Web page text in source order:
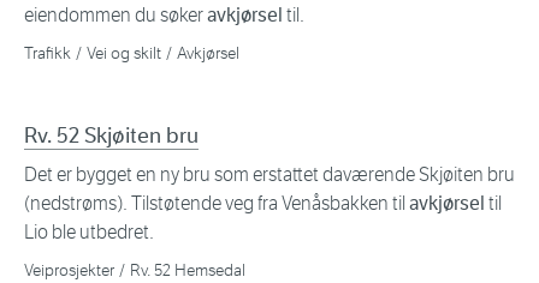
eiendommen du søkeravkjørsel til.
Trafikk Vei og skilt Avkjørsel
Rv. 52 Skjøiten bru
Det er bygget en ny bru som erstattet daværende Skjøiten bru
(nedstrøms). Tilstøtende veg fra Venåsbakken til avkjørsel til
Lio ble utbedret.
Veiprosjekter Rv. 52 Hemsedal